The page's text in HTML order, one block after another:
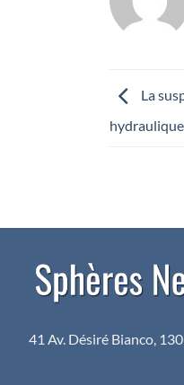
La
41 Av. Désiré Bianco,